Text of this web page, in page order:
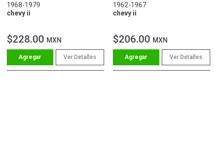
1968-1979
chevy ii
$228.00 MXN
Ver Detalles
1962-1967
chevy ii
$206.00 MXN
Ver Detalles